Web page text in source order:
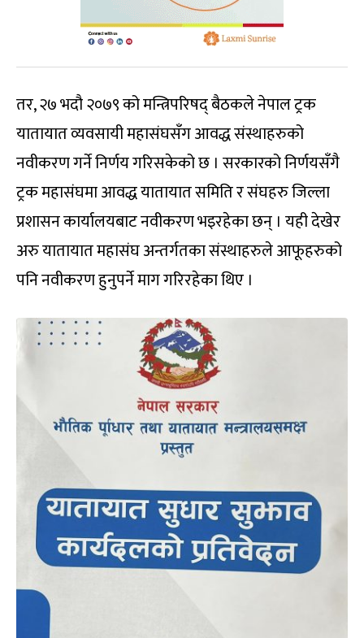
तर, २७ भदौ २०७९ को मन्त्रिपरिषद् बैठकले नेपाल ट्रक
यातायात व्यवसायी महासंघसँग आवद्ध संस्थाहरुको
नवीकरण गर्ने निर्णय गरिसकेको छ । सरकारको निर्णयसँगै
ट्रक महासंघमा आवद्ध यातायात समिति र संघहरु जिल्ला
प्रशासन कार्यालयबाट नवीकरण भइरहेका छन् । यही देखेर
अरु यातायात महासंघ अन्तर्गतका संस्थाहरुले आफूहरुको
पनि नवीकरण हुनुपर्ने माग गरिरहेका थिए ।